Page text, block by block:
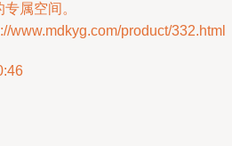
属空间。
www.mdkyg.com/product/332.html